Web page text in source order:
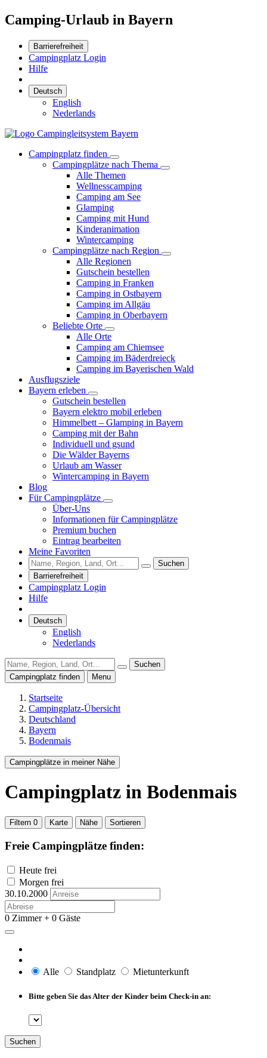
Camping-Urlaub in Bayern
Barrierefreiheit
Campingplatz Login
Hilfe
Deutsch
English
Nederlands
Campingplatz finden
Campingplätze nach Thema
Alle Themen
Wellnesscamping
Camping am See
Glamping
Camping mit Hund
Kinderanimation
Wintercamping
Campingplätze nach Region
Alle Regionen
Gutschein bestellen
Camping in Franken
Camping in Ostbayern
Camping im Allgäu
Camping in Oberbayern
Beliebte Orte
Alle Orte
Camping am Chiemsee
Camping im Bäderdreieck
Camping im Bayerischen Wald
Ausflugsziele
Bayern erleben
Gutschein bestellen
Bayern elektro mobil erleben
Himmelbett – Glamping in Bayern
Camping mit der Bahn
Individuell und gsund
Die Wälder Bayerns
Urlaub am Wasser
Wintercamping in Bayern
Blog
Für Campingplätze
Über-Uns
Informationen für Campingplätze
Premium buchen
Eintrag bearbeiten
Meine Favoriten
Suchen
Barrierefreiheit
Campingplatz Login
Hilfe
Deutsch
English
Nederlands
Suchen
Campingplatz finden
Menu
Startseite
Campingplatz-Übersicht
Deutschland
Bayern
Bodenmais
Campingplätze in meiner Nähe
Campingplatz in Bodenmais
Filtern 0 Karte Nähe Sortieren
Freie Campingplätze finden:
Heute frei
Morgen frei
30.10.2000
0 Zimmer + 0 Gäste
Alle Standplatz Mietunterkunft
Bitte geben Sie das Alter der Kinder beim Check-in an:
Suchen